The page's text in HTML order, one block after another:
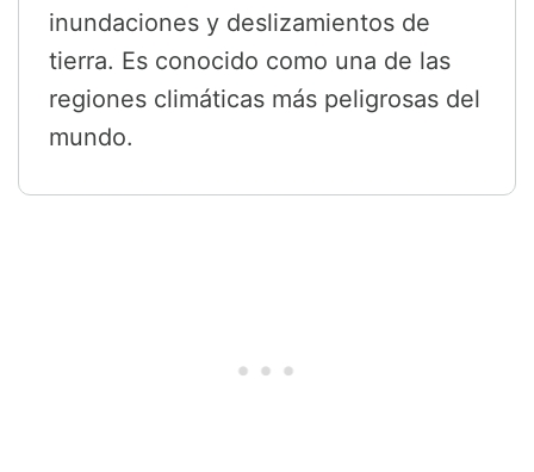
inundaciones y deslizamientos de
tierra. Es conocido como una de las
regiones climáticas más peligrosas del
mundo.